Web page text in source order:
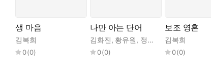
생 마음
김복희
0(0)
나만 아는 단어
김화진, 황유원, 정용준 임선우
0(0)
보조 영혼
김복희
0(0)